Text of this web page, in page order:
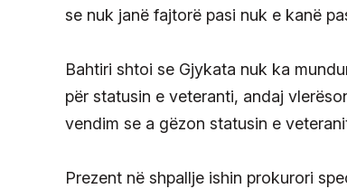
se nuk janë fajtorë pasi nuk e kanë
Bahtiri shtoi se Gjykata nuk ka
për statusin e veteranti, andaj
vendim se a gëzon statusin e
Prezent në shpallje ishin prokurori